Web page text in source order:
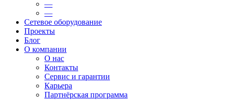
—
—
Сетевое оборудование
Проекты
Блог
О компании
О нас
Контакты
Сервис и гарантии
Карьера
Партнёрская программа